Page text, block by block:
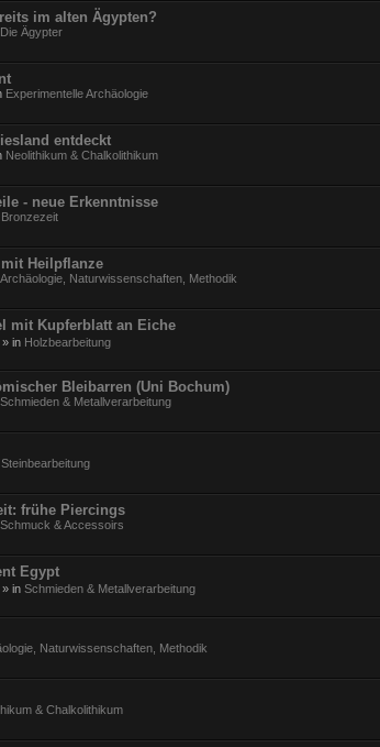
im alten Ägypten?
Die Ägypter
Experimentelle Archäologie
entdeckt
Neolithikum & Chalkolithikum
- neue Erkenntnisse
Bronzezeit
Heilpflanze
Archäologie, Naturwissenschaften, Methodik
mit Kupferblatt an Eiche
» in Holzbearbeitung
Bleibarren (Uni Bochum)
Schmieden & Metallverarbeitung
Steinbearbeitung
frühe Piercings
Schmuck & Accessoirs
Egypt
» in Schmieden & Metallverarbeitung
Naturwissenschaften, Methodik
& Chalkolithikum